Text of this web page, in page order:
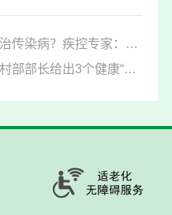
上一篇：开学季校园如何防治传染病？疾控专家：家校联动谨防3类疾病
下一篇：别再乱吃！农业农村部部长给出3个健康“饮食建议”，事关一日三餐